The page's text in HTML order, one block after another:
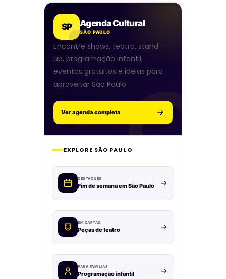
SP Agenda Cultural
SÃO PAULO
Encontre shows, teatro, stand-
up, programação infantil,
eventos gratuitos e ideias para
aproveitar São Paulo.
Ver agenda completa
EXPLORE SÃO PAULO
DESTAQUES
Fim de semana em São Paulo
EM CARTAZ
Peças de teatro
PARA FAMÍLIAS
Programação infantil